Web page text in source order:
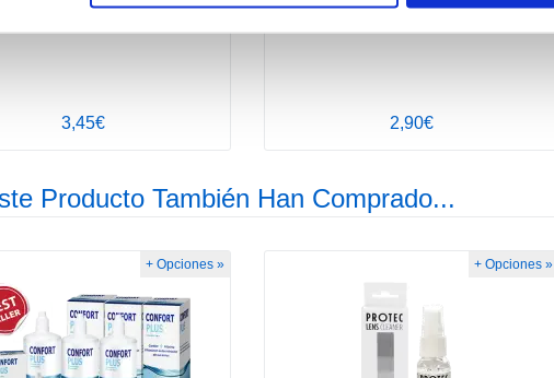
3,45€ 2,90€
Producto También Han Comprado...
+ Opciones » + Opciones »